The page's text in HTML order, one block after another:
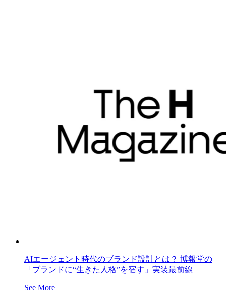
AIエージェント時代のブランド設計とは？ 博報堂の
「ブランドに“生きた人格”を宿す」実装最前線
See More